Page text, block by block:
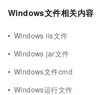
Windows文件相关内容
Windows iis文件
Windows jar文件
Windows文件cmd
Windows运行文件